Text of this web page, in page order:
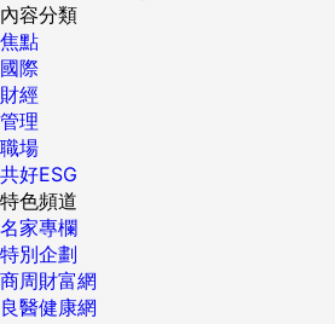
內容分類
焦點
國際
財經
管理
職場
共好ESG
特色頻道
名家專欄
特別企劃
商周財富網
良醫健康網